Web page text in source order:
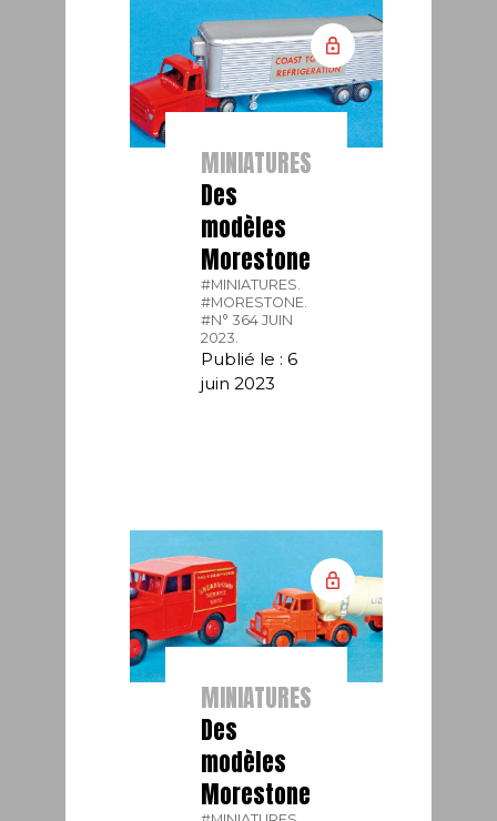
MINIATURES
Des
modèles
Morestone
#MINIATURES.
#MORESTONE.
#N° 364 JUIN
2023.
Publié le : 6
juin 2023
MINIATURES
Des
modèles
Morestone